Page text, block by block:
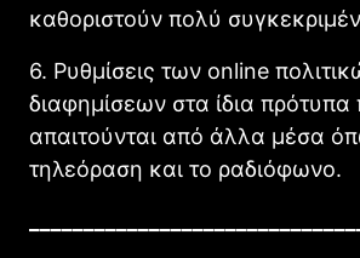
καθοριστούν πολύ
6. Ρυθμίσεις των online
διαφημίσεων στα ίδια πρότυπα
απαιτούνται από άλλα μέσα
τηλεόραση και το ραδιόφωνο.